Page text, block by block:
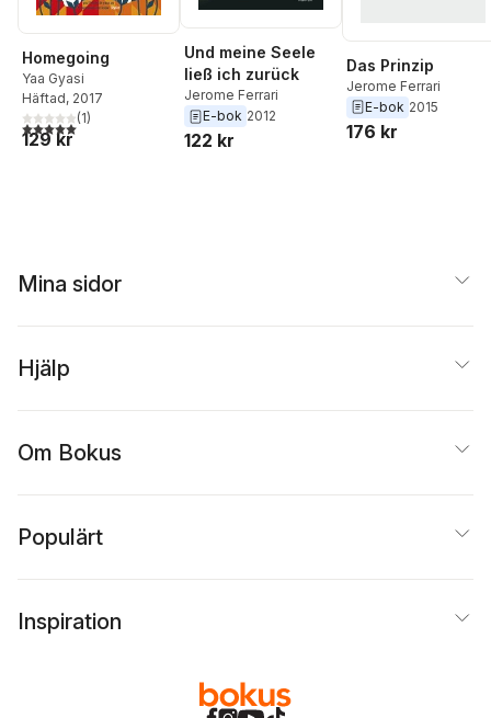
Homegoing
Yaa Gyasi
Häftad, 2017
5,0utav 5 stjärnor. Totalt antal röster:
(1)
129 kr
Und meine Seele
ließ ich zurück
Jerome Ferrari
E-bok 2012
122 kr
Das Prinzip
Jerome Ferrari
E-bok 2015
176 kr
Mina sidor
Hjälp
Om Bokus
Populärt
Inspiration